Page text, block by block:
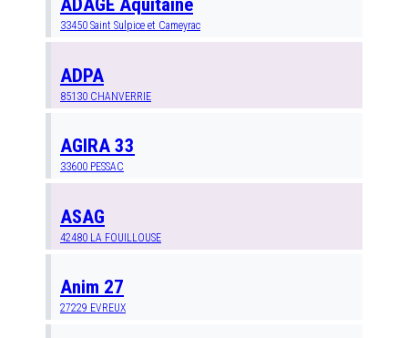
ADAGE Aquitaine
33450 Saint Sulpice et Cameyrac
ADPA
85130 CHANVERRIE
AGIRA 33
33600 PESSAC
ASAG
42480 LA FOUILLOUSE
Anim 27
27229 EVREUX